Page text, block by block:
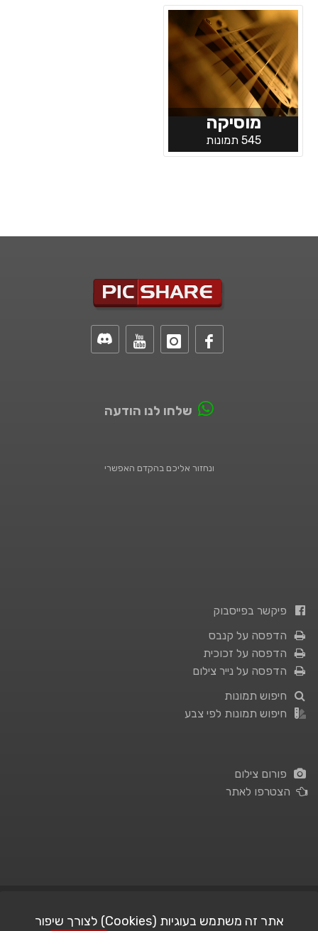
מוסיקה
545 תמונות
שלחו לנו הודעה
ונחזור אליכם בהקדם האפשרי
פיקשר בפייסבוק
הדפסה על קנבס
הדפסה על זכוכית
הדפסה על נייר צילום
חיפוש תמונות
חיפוש תמונות לפי צבע
פורום צילום
הצטרפו לאתר
אתר זה משתמש בעוגיות (Cookies) לצורך שיפור